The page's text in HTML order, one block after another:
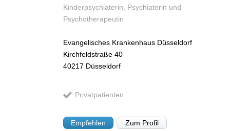
Kinderpsychiaterin, Psychiaterin und
Psychotherapeutin
Evangelisches Krankenhaus Düsseldorf
Kirchfeldstraße 40
40217 Düsseldorf
Privatpatienten
Empfehlen Zum Profil